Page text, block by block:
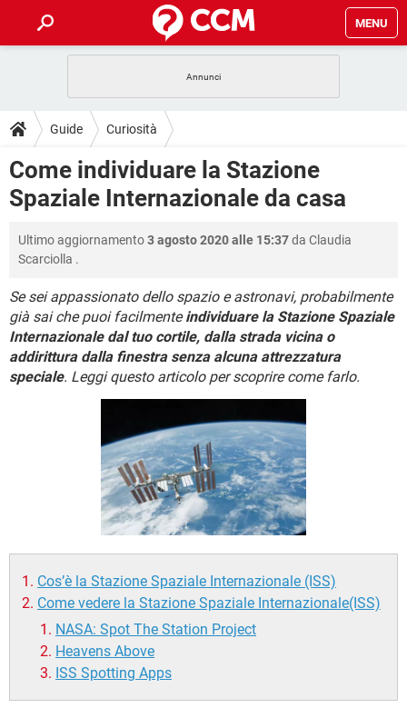
MENU
INTRATTENIMENTO
iOS WINDOWS 10
INSTAGRAM WHATSAPP
HARDWARE
GUIDE
COVID-19
INTRATTENIMENTO ANDROID
iOS
INSTAGRAM WHATSAPP
HARDWARE
DOWNLOAD
COVID-19 GAMING
iOS
INSTAGRAM WHATSAPP
TIKTOK FACEBOOK
HARDWARE
FORUM
COVID-19 GAMING
iOS WINDOWS 10
INSTAGRAM WHATSAPP
TIKTOK FACEBOOK
GLOSSARIO
COVID-19 GAMING
INTRATTENIMENTO ANDROID
iOS WINDOWS 10
INSTAGRAM WHATSAPP
Guide Curiosità
Come individuare la Stazione
Spaziale Internazionale da casa
Ultimo aggiornamento3 agosto 2020 alle 15:37da Claudia
Scarciolla .
Se sei appassionato dello spazio e astronavi, probabilmente
già sai che puoi facilmenteindividuare la Stazione Spaziale
Internazionale dal tuo cortile, dalla strada vicina o
addirittura dalla finestra senza alcuna attrezzatura
speciale. Leggi questo articolo per scoprire come farlo.
Cos’è la Stazione Spaziale Internazionale (ISS)
Come vedere la Stazione Spaziale Internazionale(ISS)
NASA: Spot The Station Project
Heavens Above
ISS Spotting Apps